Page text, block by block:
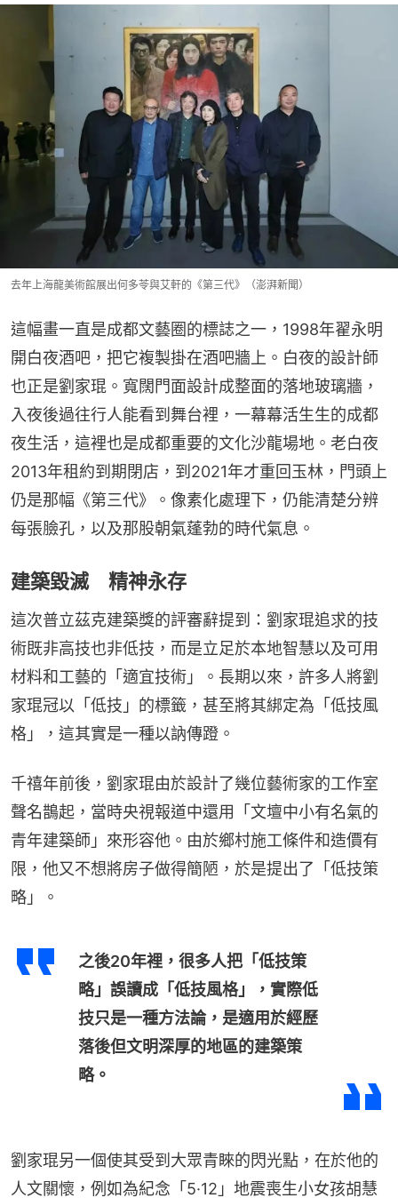
去年上海龍美術館展出何多苓與艾軒的《第三代》（澎湃新聞）
這幅畫一直是成都文藝圈的標誌之一，1998年翟永明
開白夜酒吧，把它複製掛在酒吧牆上。白夜的設計師
也正是劉家琨。寬闊門面設計成整面的落地玻璃牆，
入夜後過往行人能看到舞台裡，一幕幕活生生的成都
夜生活，這裡也是成都重要的文化沙龍場地。老白夜
2013年租約到期閉店，到2021年才重回玉林，門頭上
仍是那幅《第三代》。像素化處理下，仍能清楚分辨
每張臉孔，以及那股朝氣蓬勃的時代氣息。
建築毀滅 精神永存
這次普立茲克建築獎的評審辭提到：劉家琨追求的技
術既非高技也非低技，而是立足於本地智慧以及可用
材料和工藝的「適宜技術」。長期以來，許多人將劉
家琨冠以「低技」的標籤，甚至將其綁定為「低技風
格」，這其實是一種以訥傳蹬。
千禧年前後，劉家琨由於設計了幾位藝術家的工作室
聲名鵲起，當時央視報道中還用「文壇中小有名氣的
青年建築師」來形容他。由於鄉村施工條件和造價有
限，他又不想將房子做得簡陋，於是提出了「低技策
略」。
之後20年裡，很多人把「低技策
略」誤讀成「低技風格」，實際低
技只是一種方法論，是適用於經歷
落後但文明深厚的地區的建築策
略。
劉家琨另一個使其受到大眾青睞的閃光點，在於他的
人文關懷，例如為紀念「5·12」地震喪生小女孩胡慧